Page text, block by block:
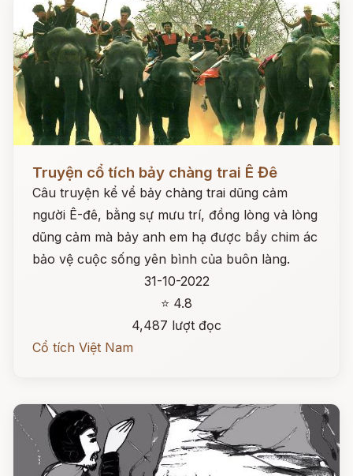
Truyện cổ tích bảy chàng trai Ê Đê
Câu truyện kể vể bảy chàng trai dũng cảm
người Ê-đê, bằng sự mưu trí, đồng lòng và lòng
dũng cảm mà bảy anh em hạ được bầy chim ác
bảo vệ cuộc sống yên bình của buôn làng.
31-10-2022
⭐ 4.8
4,487 lượt đọc
Cổ tích Việt Nam